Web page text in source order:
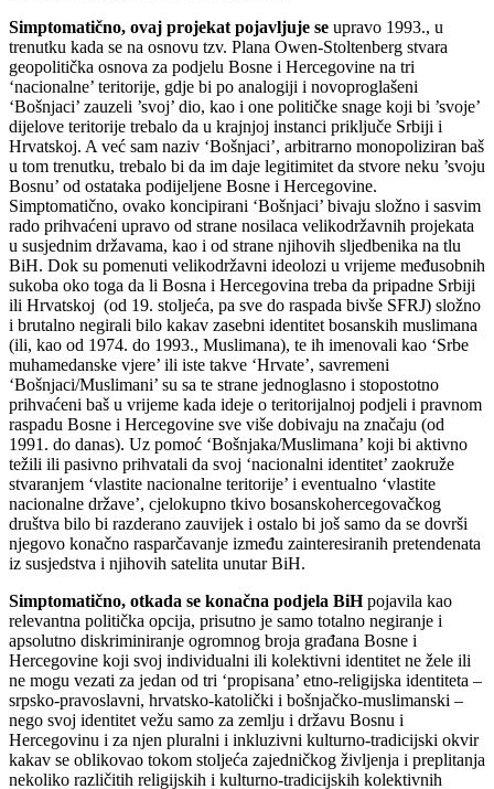
Simptomatično, ovaj projekat pojavljuje se upravo 1993., u
trenutku kada se na osnovu tzv. Plana Owen-Stoltenberg stvara
geopolitička osnova za podjelu Bosne i Hercegovine na tri
‘nacionalne’ teritorije, gdje bi po analogiji i novoproglašeni
‘Bošnjaci’ zauzeli ’svoj’ dio, kao i one političke snage koji bi ’svoje’
dijelove teritorije trebalo da u krajnjoj instanci priključe Srbiji i
Hrvatskoj. A već sam naziv ‘Bošnjaci’, arbitrarno monopoliziran baš
u tom trenutku, trebalo bi da im daje legitimitet da stvore neku ’svoju
Bosnu’ od ostataka podijeljene Bosne i Hercegovine.
Simptomatično, ovako koncipirani ‘Bošnjaci’ bivaju složno i sasvim
rado prihvaćeni upravo od strane nosilaca velikodržavnih projekata
u susjednim državama, kao i od strane njihovih sljedbenika na tlu
BiH. Dok su pomenuti velikodržavni ideolozi u vrijeme međusobnih
sukoba oko toga da li Bosna i Hercegovina treba da pripadne Srbiji
ili Hrvatskoj (od 19. stoljeća, pa sve do raspada bivše SFRJ) složno
i brutalno negirali bilo kakav zasebni identitet bosanskih muslimana
(ili, kao od 1974. do 1993., Muslimana), te ih imenovali kao ‘Srbe
muhamedanske vjere’ ili iste takve ‘Hrvate’, savremeni
‘Bošnjaci/Muslimani’ su sa te strane jednoglasno i stopostotno
prihvaćeni baš u vrijeme kada ideje o teritorijalnoj podjeli i pravnom
raspadu Bosne i Hercegovine sve više dobivaju na značaju (od
1991. do danas). Uz pomoć ‘Bošnjaka/Muslimana’ koji bi aktivno
težili ili pasivno prihvatali da svoj ‘nacionalni identitet’ zaokruže
stvaranjem ‘vlastite nacionalne teritorije’ i eventualno ‘vlastite
nacionalne države’, cjelokupno tkivo bosanskohercegovačkog
društva bilo bi razderano zauvijek i ostalo bi još samo da se dovrši
njegovo konačno rasparčavanje između zainteresiranih pretendenata
iz susjedstva i njihovih satelita unutar BiH.
Simptomatično, otkada se konačna podjela BiHpojavila kao
relevantna politička opcija, prisutno je samo totalno negiranje i
apsolutno diskriminiranje ogromnog broja građana Bosne i
Hercegovine koji svoj individualni ili kolektivni identitet ne žele ili
ne mogu vezati za jedan od tri ‘propisana’ etno-religijska identiteta –
srpsko-pravoslavni, hrvatsko-katolički i bošnjačko-muslimanski –
nego svoj identitet vežu samo za zemlju i državu Bosnu i
Hercegovinu i za njen pluralni i inkluzivni kulturno-tradicijski okvir
kakav se oblikovao tokom stoljeća zajedničkog življenja i preplitanja
nekoliko različitih religijskih i kulturno-tradicijskih kolektivnih